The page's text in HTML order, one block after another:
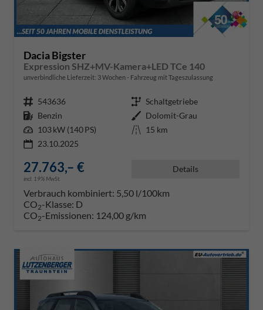
Dacia Bigster
Expression SHZ+MV-Kamera+LED TCe 140
unverbindliche Lieferzeit: 3 Wochen Fahrzeug mit Tageszulassung
Fahrzeugnr. 543636 Getriebe Schaltgetriebe
Kraftstoff Benzin Außenfarbe Dolomit-Grau
Leistung 103 kW (140 PS) Kilometerstand 15 km
23.10.2025
27.763,– €
incl. 19% MwSt.
Details
Verbrauch kombiniert: 5,50 l/100km
CO2-Klasse: D
CO2-Emissionen: 124,00 g/km